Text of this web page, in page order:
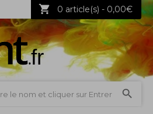
0 article(s) - 0,00€